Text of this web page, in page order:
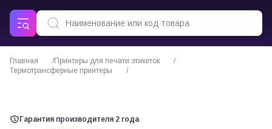
Главная
Принтеры для печати этикеток
Термотрансферные принтеры
Гарантия производителя 2 года